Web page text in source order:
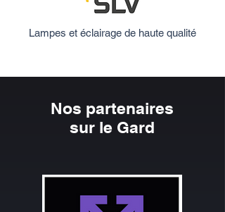
Lampes et éclairage de haute qualité
Nos partenaires
sur le Gard